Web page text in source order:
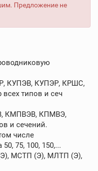
Предложение не
КУПЭВ, КУПЭР, КРШС,
типов и сеч
КМПВЭВ, КПМВЭ,
и сечений.
числе
75, 100, 150,...
МСТП (Э), МЛТП (Э),